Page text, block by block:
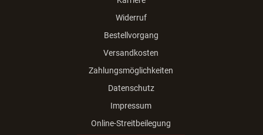
Widerruf
Bestellvorgang
Versandkosten
Zahlungsmöglichkeiten
Datenschutz
Impressum
Online-Streitbeilegung